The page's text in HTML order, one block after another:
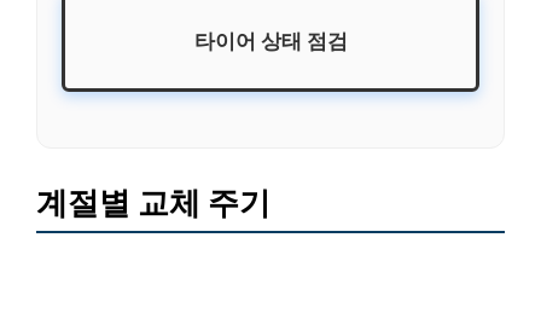
타이어 상태 점검
계절별 교체 주기